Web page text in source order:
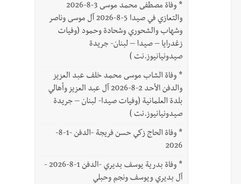
*
وفاة مصطفى محمد موسى 3-8-2026
والتعازي في صيدا 5-8-2026 آل موسى وناصر
وشهاب والشحوري وشحادة وحمود (وفيات
زغدرايا – صيدا – لبنان- جريدة
صيدونيانيوز.نت )
* وفاة الشاب موسى محمد خلف عبد العزيز
والدفن الأحد 2-8-2026 آل عبد العزيز وأهالي
بلدة العلمانية (وفيات صيدا- لبنان – جريدة
صيدونيانيوز.نت )
*
وفاة الحاج زكي حسن فريجة -الدفن -1-8-
2026
*
وفاة بدرية يوسف بديري -الدفن 1-8-2026 -
آل بديري ويوسف ونجم وحبلي